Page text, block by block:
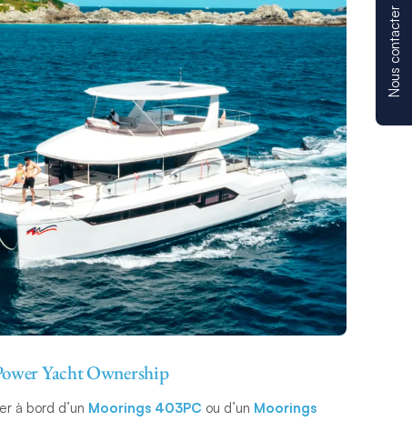
Nous contacter
Yacht Ownership
à bord d’un Moorings 403PC ou d’un Moorings